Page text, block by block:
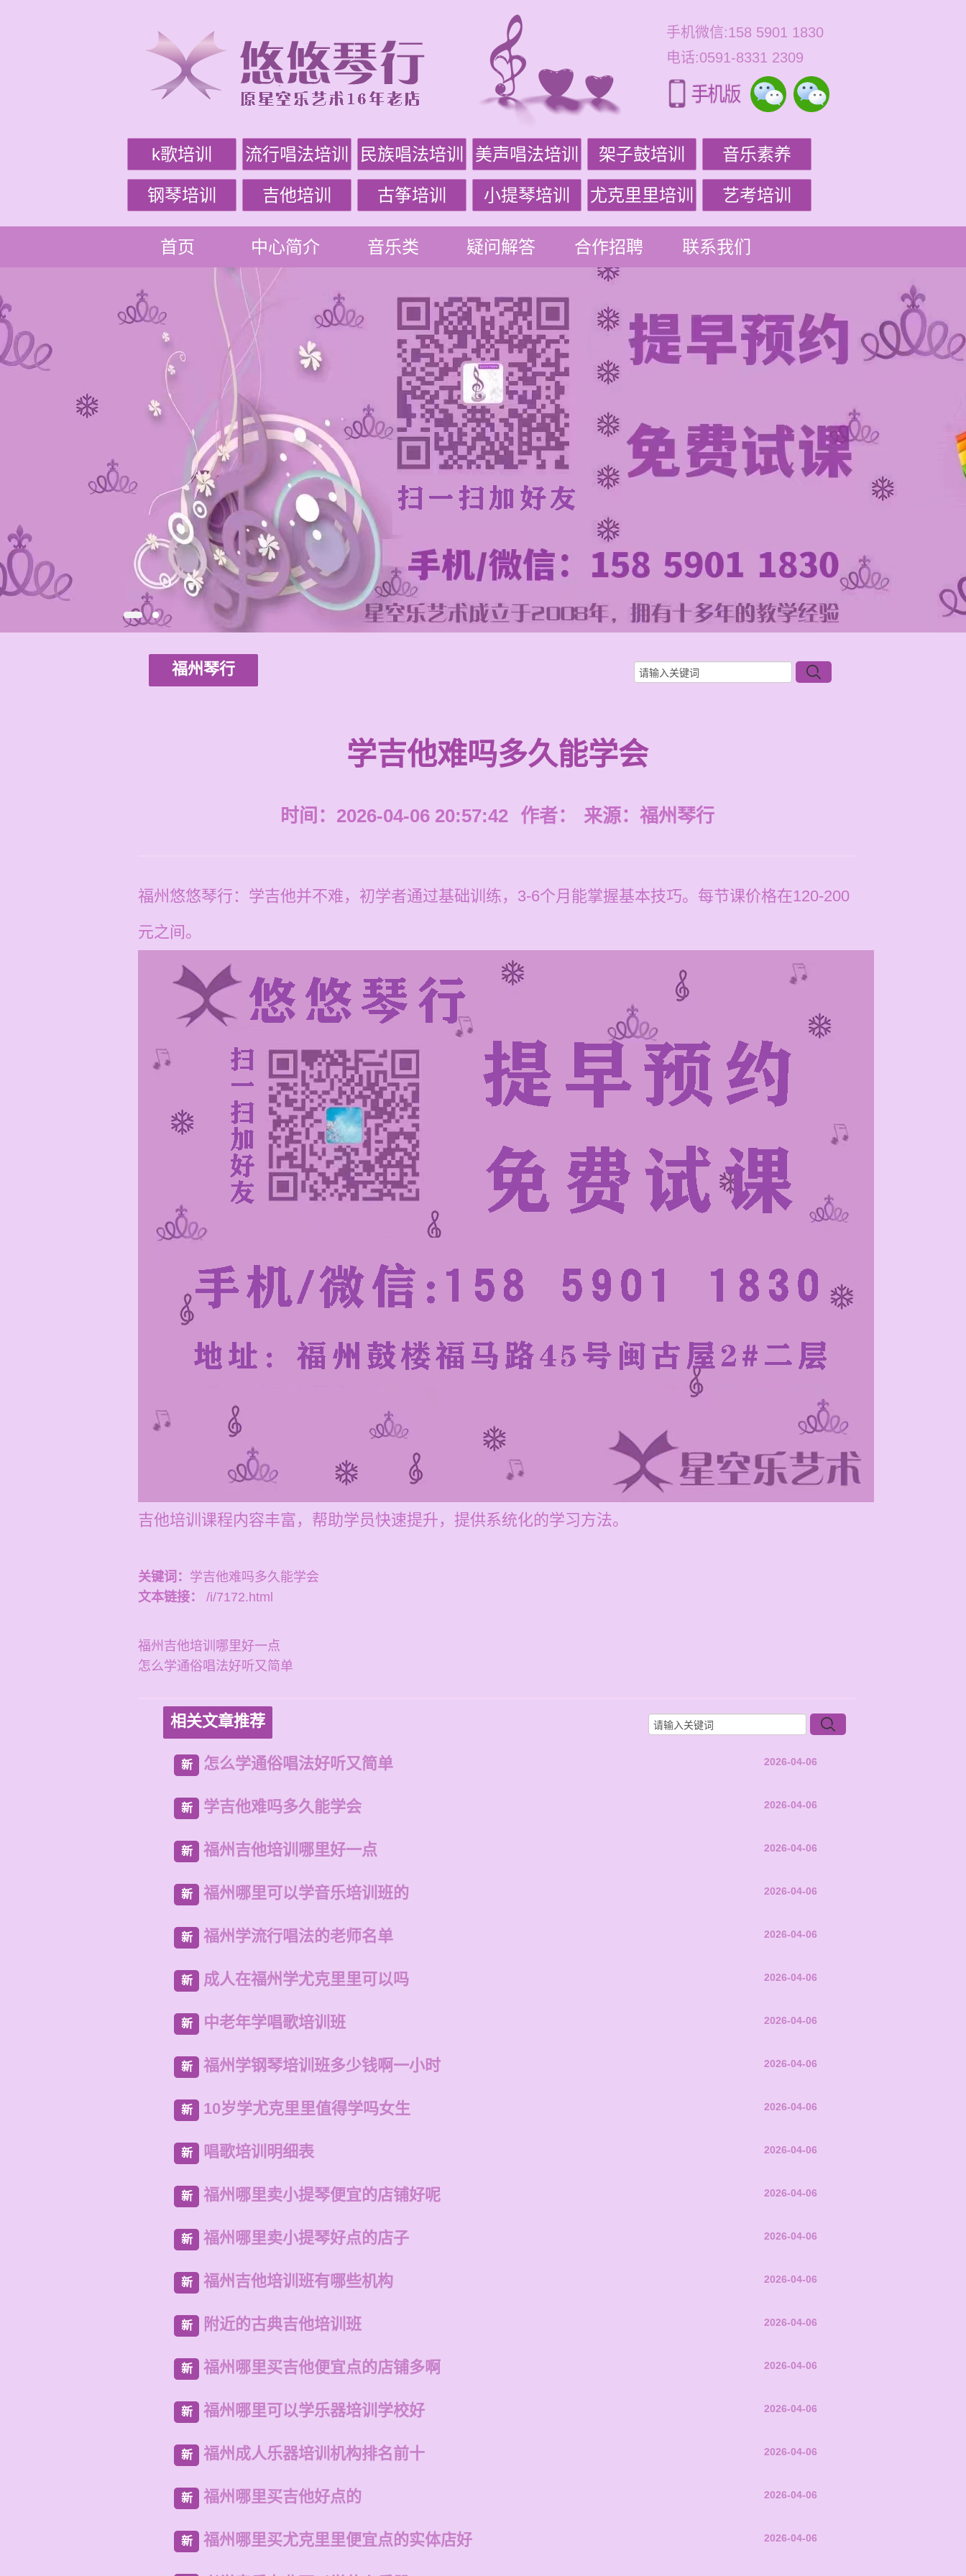
手机微信:158 5901 1830
电话:0591-8331 2309
k歌培训 流行唱法培训 民族唱法培训 美声唱法培训 架子鼓培训 音乐素养
钢琴培训 吉他培训 古筝培训 小提琴培训 尤克里里培训 艺考培训
首页 中心简介 音乐类 疑问解答 合作招聘 联系我们
福州琴行
学吉他难吗多久能学会
时间：2026-04-06 20:57:42 作者： 来源： 福州琴行
福州悠悠琴行：学吉他并不难，初学者通过基础训练，3-6个月能掌握基本技巧。每节课价格在120-200
元之间。
吉他培训课程内容丰富，帮助学员快速提升，提供系统化的学习方法。
关键词： 学吉他难吗多久能学会
文本链接：
/i/7172.html
福州吉他培训哪里好一点
怎么学通俗唱法好听又简单
相关文章推荐
新 怎么学通俗唱法好听又简单 2026-04-06
新 学吉他难吗多久能学会 2026-04-06
新 福州吉他培训哪里好一点 2026-04-06
新 福州哪里可以学音乐培训班的 2026-04-06
新 福州学流行唱法的老师名单 2026-04-06
新 成人在福州学尤克里里可以吗 2026-04-06
新 中老年学唱歌培训班 2026-04-06
新 福州学钢琴培训班多少钱啊一小时 2026-04-06
新 10岁学尤克里里值得学吗女生 2026-04-06
新 唱歌培训明细表 2026-04-06
新 福州哪里卖小提琴便宜的店铺好呢 2026-04-06
新 福州哪里卖小提琴好点的店子 2026-04-06
新 福州吉他培训班有哪些机构 2026-04-06
新 附近的古典吉他培训班 2026-04-06
新 福州哪里买吉他便宜点的店铺多啊 2026-04-06
新 福州哪里可以学乐器培训学校好 2026-04-06
新 福州成人乐器培训机构排名前十 2026-04-06
新 福州哪里买吉他好点的 2026-04-06
新 福州哪里买尤克里里便宜点的实体店好 2026-04-06